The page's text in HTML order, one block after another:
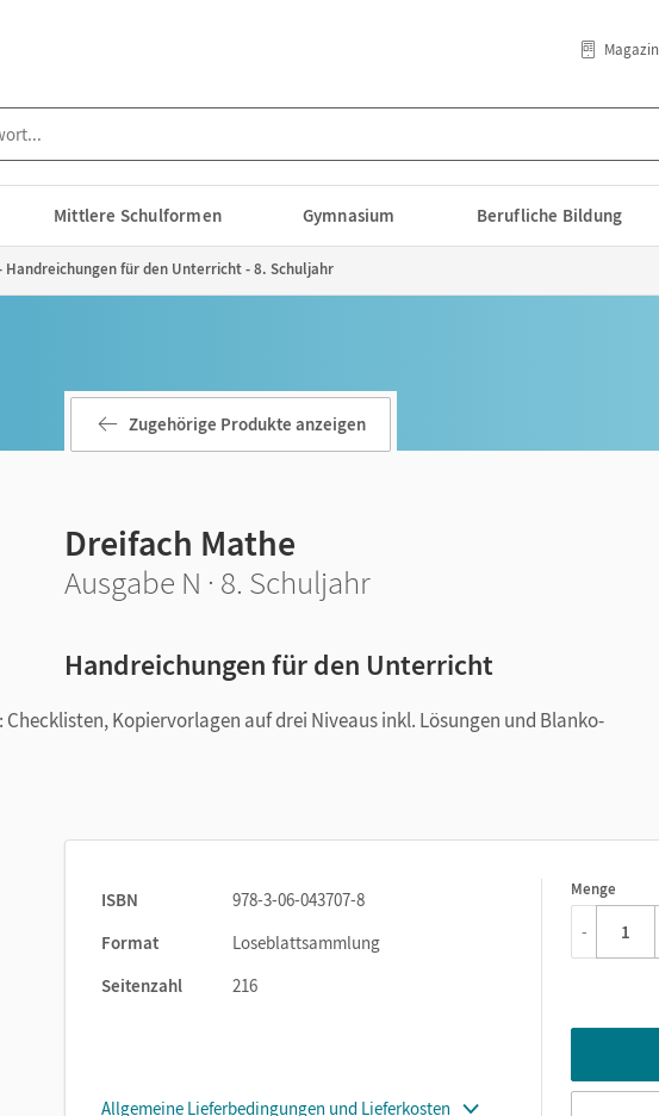
Magazin
Mittlere Schulformen Gymnasium Berufliche Bildung
Handreichungen für den Unterricht - 8. Schuljahr
Zugehörige Produkte anzeigen
Dreifach Mathe
Ausgabe N · 8. Schuljahr
Handreichungen für den Unterricht
Kopiervorlagen auf drei Niveaus inkl. Lösungen und Blanko-
ISBN
978-3-06-043707-8
Format
Loseblattsammlung
Seitenzahl
216
Allgemeine Lieferbedingungen und Lieferkosten
Menge
1
-